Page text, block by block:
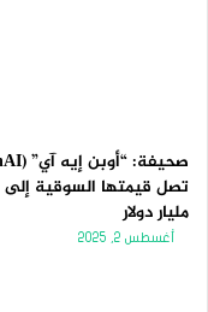
مليار دولار
أغسطس 2, 2025